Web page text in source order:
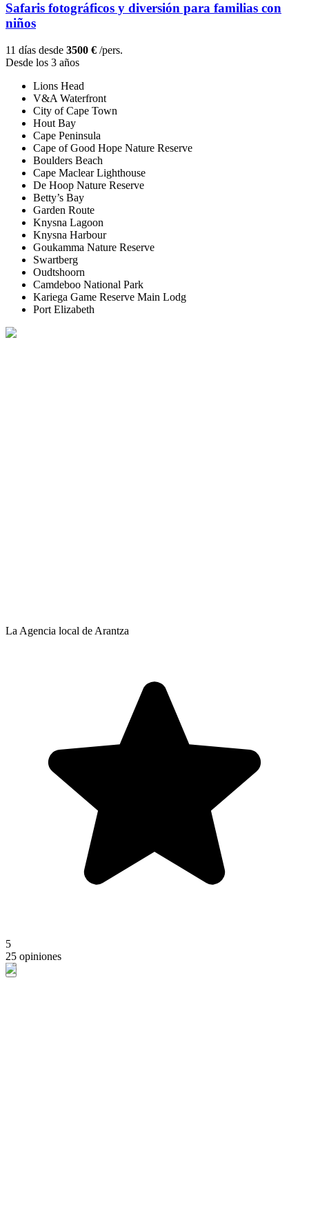
Safaris fotográficos y diversión para familias con
niños
11 días desde 3500 € /pers.
Desde los 3 años
Lions Head
V&A Waterfront
City of Cape Town
Hout Bay
Cape Peninsula
Cape of Good Hope Nature Reserve
Boulders Beach
Cape Maclear Lighthouse
De Hoop Nature Reserve
Betty’s Bay
Garden Route
Knysna Lagoon
Knysna Harbour
Goukamma Nature Reserve
Swartberg
Oudtshoorn
Camdeboo National Park
Kariega Game Reserve Main Lodg
Port Elizabeth
La Agencia local de Arantza
5
25 opiniones